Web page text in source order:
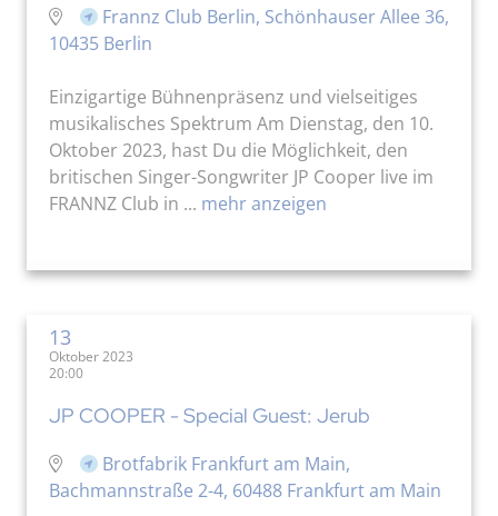
Frannz Club Berlin, Schönhauser Allee 36,
10435 Berlin
Einzigartige Bühnenpräsenz und vielseitiges
musikalisches Spektrum Am Dienstag, den 10.
Oktober 2023, hast Du die Möglichkeit, den
britischen Singer-Songwriter JP Cooper live im
FRANNZ Club in ... mehr anzeigen
13
Oktober 2023
20:00
JP COOPER - Special Guest: Jerub
Brotfabrik Frankfurt am Main,
Bachmannstraße 2-4, 60488 Frankfurt am Main